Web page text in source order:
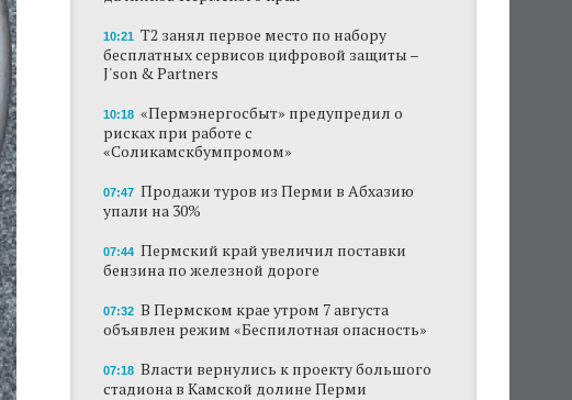
10:21 Т2 занял первое место по набору
бесплатных сервисов цифровой защиты –
J'son & Partners
10:18 «Пермэнергосбыт» предупредил о
рисках при работе с
«Соликамскбумпромом»
07:47 Продажи туров из Перми в Абхазию
упали на 30%
07:44 Пермский край увеличил поставки
бензина по железной дороге
07:32 В Пермском крае утром 7 августа
объявлен режим «Беспилотная опасность»
07:18 Власти вернулись к проекту большого
стадиона в Камской долине Перми